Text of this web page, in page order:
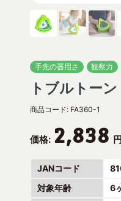
手先の器用さ 観察力
トブルトーン
商品コード: FA360-1
価格: 2,838
JANコード
対象年齢
6